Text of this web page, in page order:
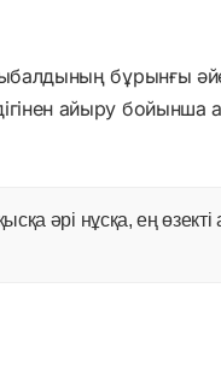
бұрынғы
айыру бойынша
әрі нұсқа, ең өзекті